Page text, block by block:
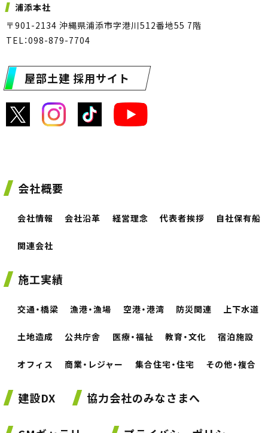
浦添本社
〒901-2134 沖縄県浦添市字港川512番地55 7階
TEL：098-879-7704
屋部土建 採用サイト
会社概要
会社情報 会社沿革 経営理念 代表者挨拶 自社保有船
関連会社
施工実績
交通・橋梁 漁港・漁場 空港・港湾 防災関連 上下水道
土地造成 公共庁舎 医療・福祉 教育・文化 宿泊施設
オフィス 商業・レジャー 集合住宅・住宅 その他・複合
建設DX 協力会社のみなさまへ